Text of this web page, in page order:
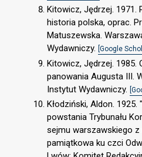
Kitowicz, Jędrzej. 1971.
historia polska, oprac.
Matuszewska.
Wydawniczy. [Google
Kitowicz, Jędrzej. 1985.
panowania Augusta III.
Instytut Wydawniczy.
Kłodziński, Aldon.
powstania Trybunału
sejmu warszawskiego z
pamiątkowa ku czci